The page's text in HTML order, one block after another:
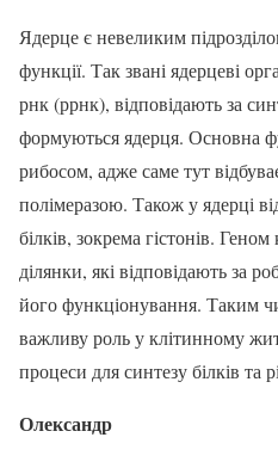
Ядерце є невеликим
функції. Так звані ядерцеві
рнк (ррнк), відповідають за
формуються ядерця. Основна
рибосом, адже саме тут
полімеразою. Також у ядерці
білків, зокрема гістонів.
ділянки, які відповідають за
його функціонування. Таким
важливу роль у клітинному
процеси для синтезу білків та
Олександр